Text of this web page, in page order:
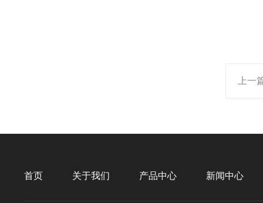
上一
首页 关于我们 产品中心 新闻中心